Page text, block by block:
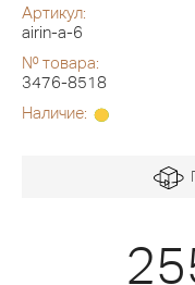
Артикул:
airin-a-6
№ товара:
3476-8518
Наличие: